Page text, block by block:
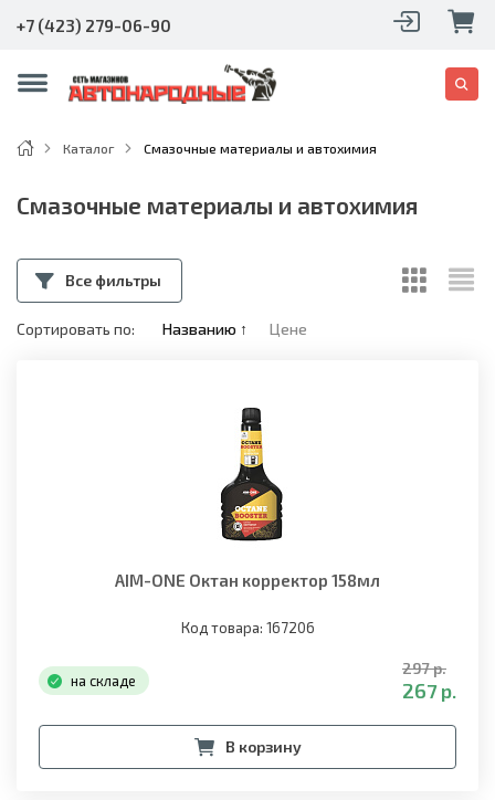
+7 (423) 279-06-90
Каталог Смазочные материалы и автохимия
Смазочные материалы и автохимия
Все фильтры
Сортировать по: Названию ↑ Цене
AIM-ONE Октан корректор 158мл
Код товара: 167206
на складе
297 р.
267 р.
В корзину